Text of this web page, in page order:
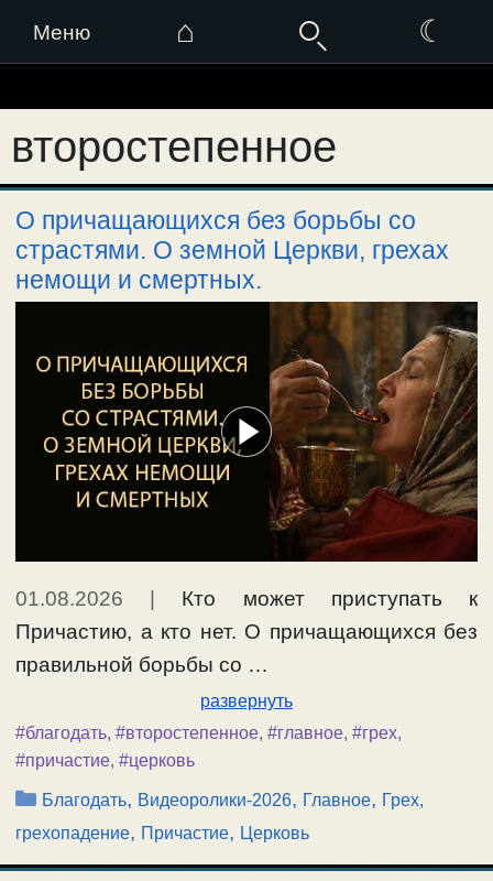
Меню ⌂ ☾
к
содержимому
второстепенное
О причащающихся без борьбы со
страстями. О земной Церкви, грехах
немощи и смертных.
01.08.2026 | Кто может приступать к
Причастию, а кто нет. О причащающихся без
правильной борьбы со …
развернуть
#благодать, #второстепенное, #главное, #грех,
#причастие, #церковь
Рубрики
Благодать, Видеоролики-2026, Главное, Грех,
грехопадение, Причастие, Церковь